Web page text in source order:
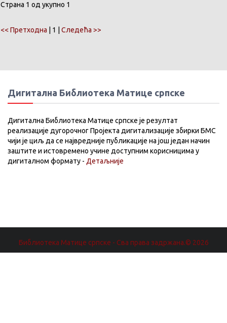
Страна 1 од укупно 1
<< Претходна | 1 | Следећа >>
Дигитална Библиотека Матице српске
Дигитална Библиотека Матице српске је резултат
реализације дугорочног Пројекта дигитализације збирки БМС
чији је циљ да се највредније публикације на још један начин
заштите и истовремено учине доступним корисницима у
дигиталном формату - Детаљније
Библиотека Матице српске - Сва права задржана.© 2026